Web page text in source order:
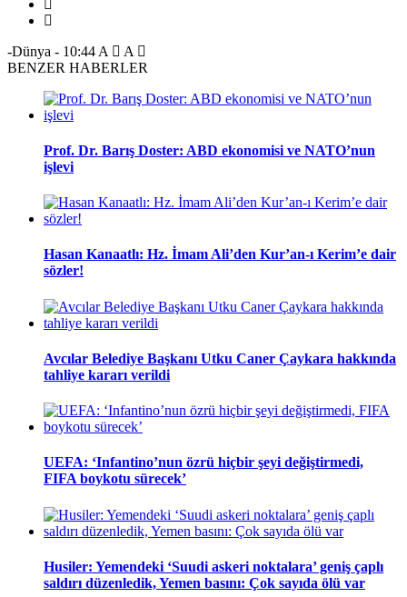
-Dünya - 10:44 A
A
BENZER HABERLER
Prof. Dr. Barış Doster: ABD ekonomisi ve NATO’nun
işlevi
Hasan Kanaatlı: Hz. İmam Ali’den Kur’an-ı Kerim’e dair
sözler!
Avcılar Belediye Başkanı Utku Caner Çaykara hakkında
tahliye kararı verildi
UEFA: ‘Infantino’nun özrü hiçbir şeyi değiştirmedi,
FIFA boykotu sürecek’
Husiler: Yemendeki ‘Suudi askeri noktalara’ geniş çaplı
saldırı düzenledik, Yemen basını: Çok sayıda ölü var